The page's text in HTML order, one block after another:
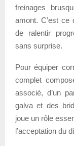
freinages
amont. C’est ce
de ralentir
sans surprise.
Pour équiper
complet
associé, d’un
galva et des
joue un rôle
l’acceptation du